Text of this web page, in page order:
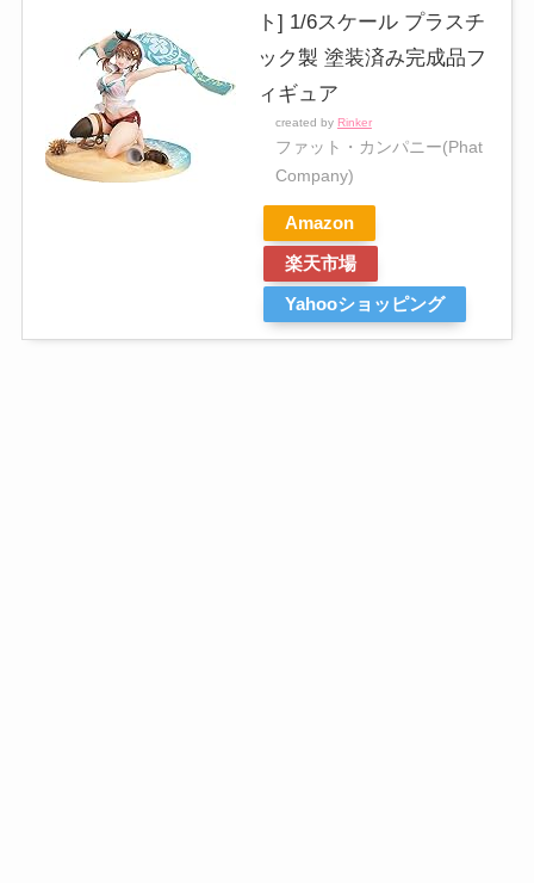
ト] 1/6スケール プラスチ
ック製 塗装済み完成品フ
ィギュア
created by Rinker
ファット・カンパニー(Phat
Company)
Amazon
楽天市場
Yahooショッピング